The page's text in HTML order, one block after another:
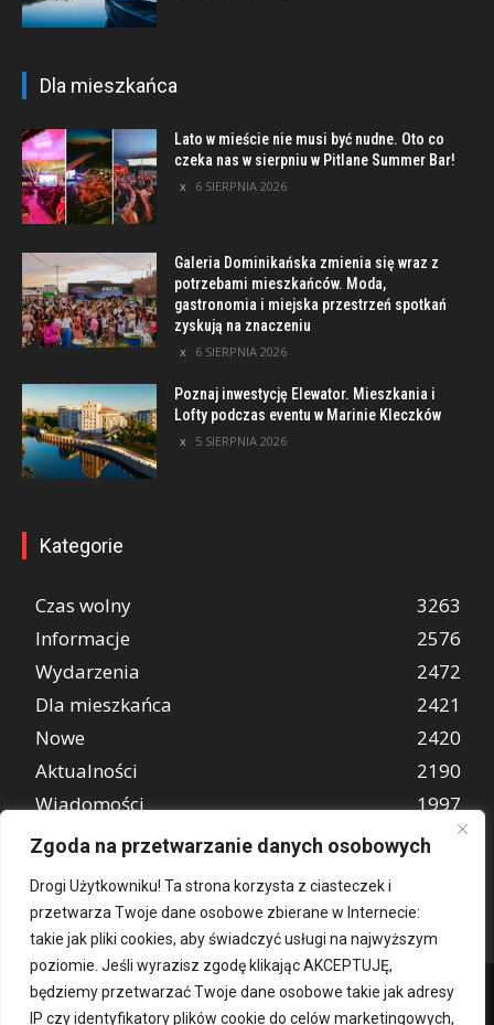
Zgoda na przetwarzanie danych osobowych
Drogi Użytkowniku! Ta strona korzysta z ciasteczek i
przetwarza Twoje dane osobowe zbierane w Internecie:
takie jak pliki cookies, aby świadczyć usługi na najwyższym
poziomie. Jeśli wyrazisz zgodę klikając AKCEPTUJĘ,
będziemy przetwarzać Twoje dane osobowe takie jak adresy
IP czy identyfikatory plików cookie do celów marketingowych,
Dla mieszkańca
Lato w mieście nie musi być nudne. Oto co
czeka nas w sierpniu w Pitlane Summer Bar!
6 SIERPNIA 2026
Galeria Dominikańska zmienia się wraz z
potrzebami mieszkańców. Moda,
gastronomia i miejska przestrzeń spotkań
zyskują na znaczeniu
6 SIERPNIA 2026
Poznaj inwestycję Elewator. Mieszkania i
Lofty podczas eventu w Marinie Kleczków
5 SIERPNIA 2026
Kategorie
Czas wolny
3263
Informacje
2576
Wydarzenia
2472
Dla mieszkańca
2421
Nowe
2420
Aktualności
2190
Wiadomości
1997
REKLAMA
849